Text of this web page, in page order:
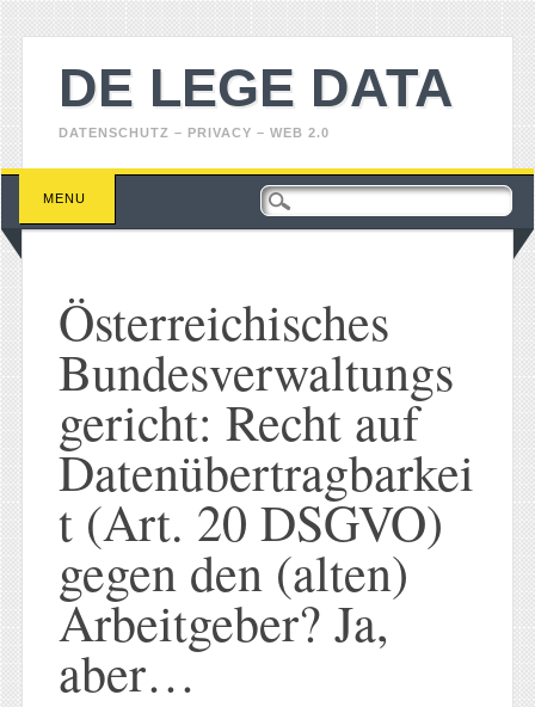
DE LEGE DATA
DATENSCHUTZ – PRIVACY – WEB 2.0
Main menu
Skip
content
MENU
Österreichisches
Bundesverwaltungs
gericht: Recht auf
Datenübertragbarkei
t (Art. 20 DSGVO)
gegen den (alten)
Arbeitgeber? Ja,
aber…